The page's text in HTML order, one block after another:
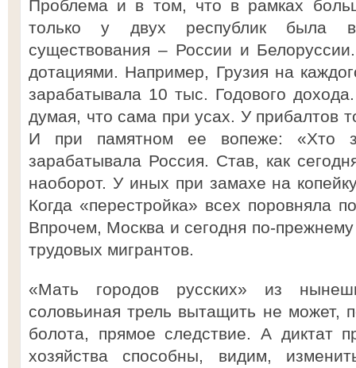
Проблема и в том, что в рамках
только у двух республик была
существования – России и
дотациями. Например, Грузия на
зарабатывала 10 тыс. Годового
думая, что сама при усах. У прибалтов
И при памятном ее вопеже: «Хто
зарабатывала Россия. Став, как
наоборот. У иных при замахе на
Когда «перестройка» всех поровняла
Впрочем, Москва и сегодня по-
трудовых мигрантов.
«Мать городов русских» из
соловьиная трель вытащить не может,
болота, прямое следствие. А диктат
хозяйства способны, видим,